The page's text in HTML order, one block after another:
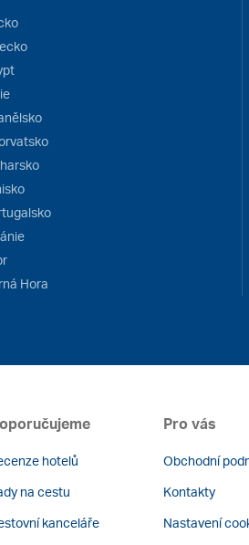
Hora
hotelů
na cestu
kanceláře
Pro vás
Obchodní
Kontakty
Nastavení